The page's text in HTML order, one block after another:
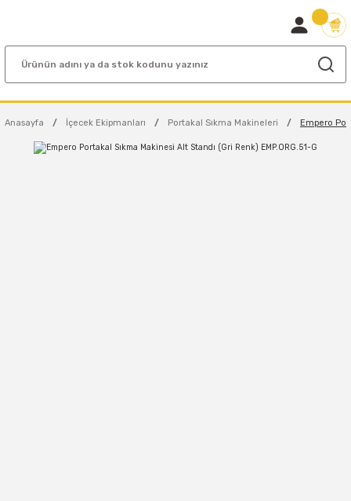
Anasayfa İçecek Ekipmanları Portakal Sıkma Makineleri Empero